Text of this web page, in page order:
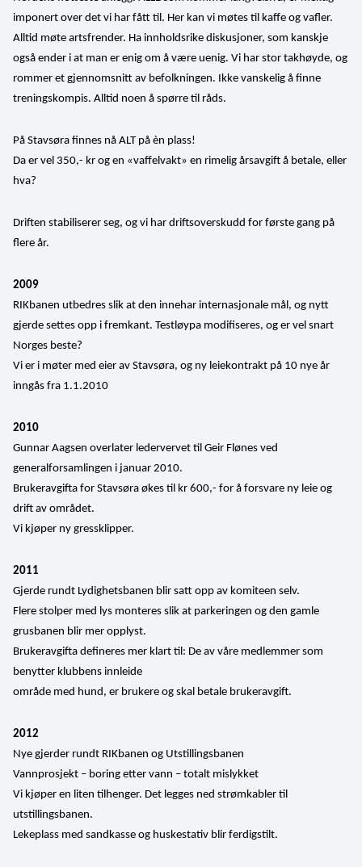
imponert over det vi har fått til. Her kan vi møtes til kaffe og vafler.
Alltid møte artsfrender. Ha innholdsrike diskusjoner, som kanskje
også ender i at man er enig om å være uenig. Vi har stor takhøyde, og
rommer et gjennomsnitt av befolkningen. Ikke vanskelig å finne
treningskompis. Alltid noen å spørre til råds.
På Stavsøra finnes nå ALT på èn plass!
Da er vel 350,- kr og en «vaffelvakt» en rimelig årsavgift å betale, eller
hva?
Driften stabiliserer seg, og vi har driftsoverskudd for første gang på
flere år.
2009
RIKbanen utbedres slik at den innehar internasjonale mål, og nytt
gjerde settes opp i fremkant. Testløypa modifiseres, og er vel snart
Norges beste?
Vi er i møter med eier av Stavsøra, og ny leiekontrakt på 10 nye år
inngås fra 1.1.2010
2010
Gunnar Aagsen overlater ledervervet til Geir Flønes ved
generalforsamlingen i januar 2010.
Brukeravgifta for Stavsøra økes til kr 600,- for å forsvare ny leie og
drift av området.
Vi kjøper ny gressklipper.
2011
Gjerde rundt Lydighetsbanen blir satt opp av komiteen selv.
Flere stolper med lys monteres slik at parkeringen og den gamle
grusbanen blir mer opplyst.
Brukeravgifta defineres mer klart til: De av våre medlemmer som
benytter klubbens innleide
område med hund, er brukere og skal betale brukeravgift.
2012
Nye gjerder rundt RIKbanen og Utstillingsbanen
Vannprosjekt – boring etter vann – totalt mislykket
Vi kjøper en liten tilhenger. Det legges ned strømkabler til
utstillingsbanen.
Lekeplass med sandkasse og huskestativ blir ferdigstilt.